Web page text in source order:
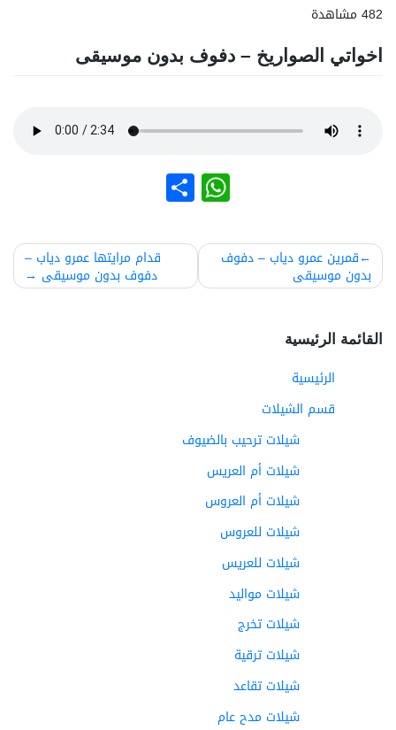
482 مشاهدة
اخواتي الصواريخ – دفوف بدون موسيقى
WhatsApp
نشر
تصفّح
المقالات
قمرين عمرو دياب – دفوف
بدون موسيقى
قدام مرايتها عمرو دياب –
دفوف بدون موسيقى
القائمة الرئيسية
الرئيسية
قسم الشيلات
شيلات ترحيب بالضيوف
شيلات أم العريس
شيلات أم العروس
شيلات للعروس
شيلات للعريس
شيلات مواليد
شيلات تخرج
شيلات ترقية
شيلات تقاعد
شيلات مدح عام